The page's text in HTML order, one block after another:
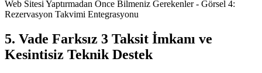
Web Sitesi Yaptırmadan Önce Bilmeniz Gerekenler - Görsel 4:
Rezervasyon Takvimi Entegrasyonu
5. Vade Farksız 3 Taksit İmkanı ve
Kesintisiz Teknik Destek